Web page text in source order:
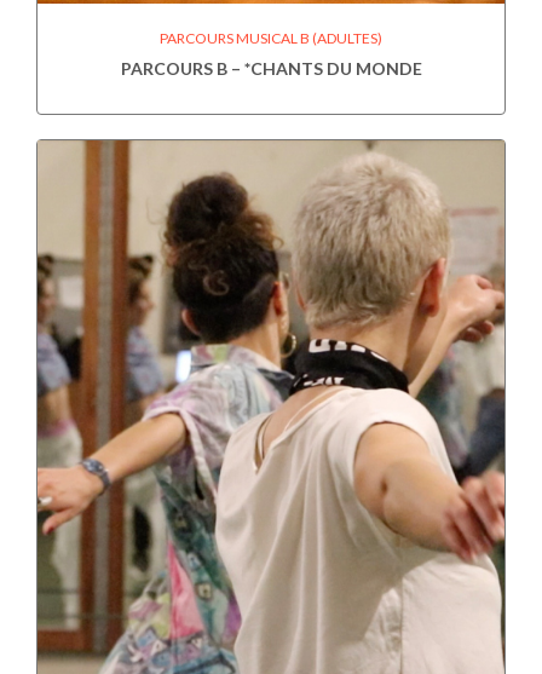
PARCOURS MUSICAL B (ADULTES)
PARCOURS B – *CHANTS DU MONDE